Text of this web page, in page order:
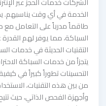
الخدمة في أي وقت
طاقماً مدرباً على التعامل
السباكة، مما يوفر لهم
التقنيات الحديثة في خدمات
يتجزأ من خدمات السباكة
التحسينات تطوراً كبيراً في
من بين هذه التقنيات،
وأجهزة الفحص الذاتي، حيث